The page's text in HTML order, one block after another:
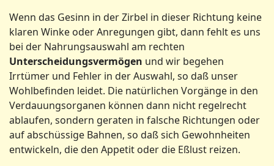
Wenn das Gesinn in der Zirbel in dieser Richtung keine
klaren Winke oder Anregungen gibt, dann fehlt es uns
bei der Nahrungsauswahl am rechten
Unterscheidungsvermögen und wir begehen
Irrtümer und Fehler in der Auswahl, so daß unser
Wohlbefinden leidet. Die natürlichen Vorgänge in den
Verdauungsorganen können dann nicht regelrecht
ablaufen, sondern geraten in falsche Richtungen oder
auf abschüssige Bahnen, so daß sich Gewohnheiten
entwickeln, die den Appetit oder die Eßlust reizen.